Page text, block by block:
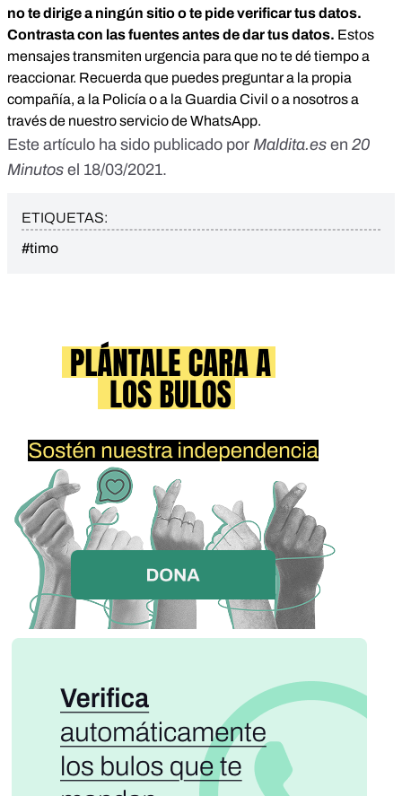
no te dirige a ningún sitio o te pide verificar tus datos.
Contrasta con las fuentes antes de dar tus datos. Estos
mensajes transmiten urgencia para que no te dé tiempo a
reaccionar. Recuerda que puedes preguntar a la propia
compañía, a la Policía o a la Guardia Civil o a nosotros a
través de nuestro servicio de WhatsApp.
Este artículo ha sido publicado por Maldita.es en 20
Minutos el 18/03/2021.
ETIQUETAS:
#timo